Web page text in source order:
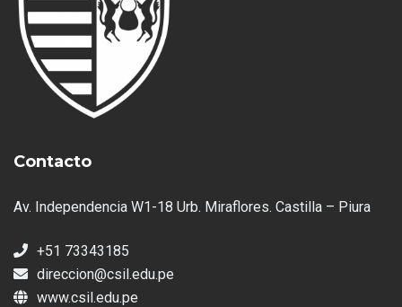
Contacto
Av. Independencia W1-18 Urb. Miraflores. Castilla – Piura
+51 73343185
direccion@csil.edu.pe
www.csil.edu.pe